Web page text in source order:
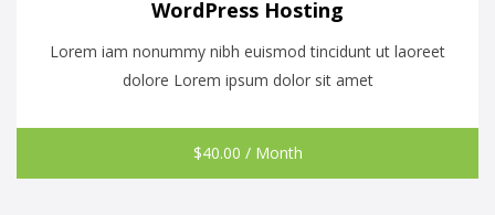
WordPress Hosting
Lorem iam nonummy nibh euismod tincidunt ut laoreet
dolore Lorem ipsum dolor sit amet
$40.00 / Month